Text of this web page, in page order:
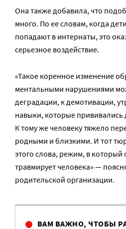
Она также добавила, что
много. По ее словам, когда
попадают в интернаты, это
серьезное воздействие.
«Такое коренное изменение
ментальными нарушениями
деградации, к демотивации,
навыки, которые прививались
К тому же человеку тяжело
родными и близкими. И тот
этого слова, режим, в который
травмирует человека» —
родительской организации.
ВАМ ВАЖНО, ЧТОБЫ